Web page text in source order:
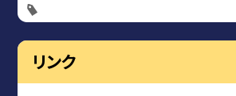
リンク